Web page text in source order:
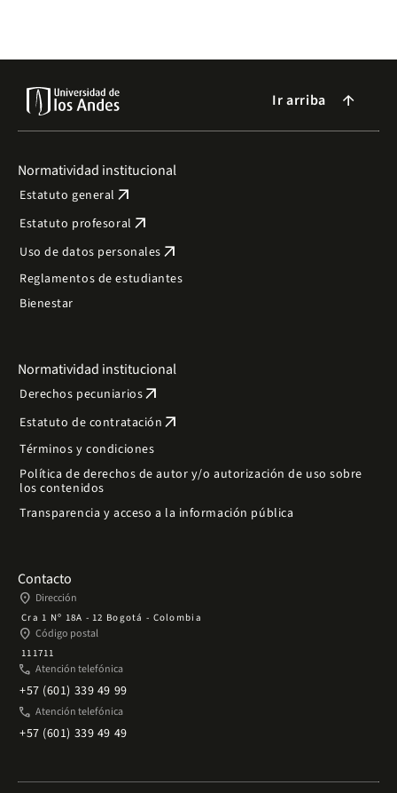
Ir arriba arrow_forward
Normatividad institucional
Estatuto general arrow_outward
Estatuto profesoral arrow_outward
Uso de datos personales arrow_outward
Reglamentos de estudiantes
Bienestar
Normatividad institucional
Derechos pecuniariosarrow_outward
Estatuto de contratación arrow_outward
Términos y condiciones
Política de derechos de autor y/o autorización de uso sobre
los contenidos
Transparencia y acceso a la información pública
Contacto
place Dirección
Cra 1 Nº 18A - 12 Bogotá - Colombia
place Código postal
111711
phone Atención telefónica
+57 (601) 339 49 99
phone Atención telefónica
+57 (601) 339 49 49